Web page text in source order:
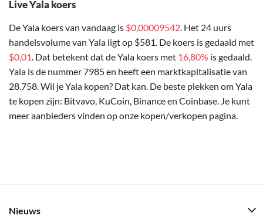
Live Yala koers
De Yala koers van vandaag is $0,00009542. Het 24 uurs
handelsvolume van Yala ligt op $581. De koers is gedaald met
$0,01. Dat betekent dat de Yala koers met 16,80% is gedaald.
Yala is de nummer 7985 en heeft een marktkapitalisatie van
28.758. Wil je Yala kopen? Dat kan. De beste plekken om Yala
te kopen zijn: Bitvavo, KuCoin, Binance en Coinbase. Je kunt
meer aanbieders vinden op onze kopen/verkopen pagina.
Nieuws